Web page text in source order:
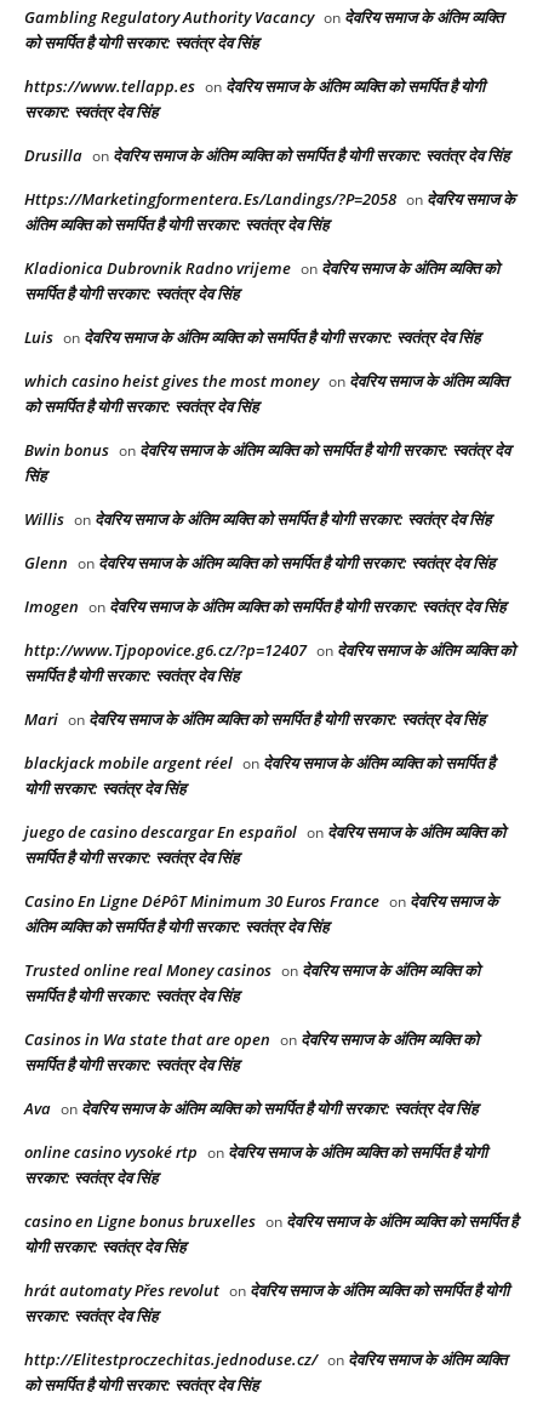
Gambling Regulatory Authority Vacancy on देवरिय समाज के अंतिम व्यक्ति
को समर्पित है योगी सरकार: स्वतंत्र देव सिंह
https://www.tellapp.es on देवरिय समाज के अंतिम व्यक्ति को समर्पित है योगी
सरकार: स्वतंत्र देव सिंह
Drusilla on देवरिय समाज के अंतिम व्यक्ति को समर्पित है योगी सरकार: स्वतंत्र देव सिंह
Https://Marketingformentera.Es/Landings/?P=2058 on देवरिय समाज के
अंतिम व्यक्ति को समर्पित है योगी सरकार: स्वतंत्र देव सिंह
Kladionica Dubrovnik Radno vrijeme on देवरिय समाज के अंतिम व्यक्ति को
समर्पित है योगी सरकार: स्वतंत्र देव सिंह
Luis on देवरिय समाज के अंतिम व्यक्ति को समर्पित है योगी सरकार: स्वतंत्र देव सिंह
which casino heist gives the most money on देवरिय समाज के अंतिम व्यक्ति
को समर्पित है योगी सरकार: स्वतंत्र देव सिंह
Bwin bonus on देवरिय समाज के अंतिम व्यक्ति को समर्पित है योगी सरकार: स्वतंत्र देव
सिंह
Willis on देवरिय समाज के अंतिम व्यक्ति को समर्पित है योगी सरकार: स्वतंत्र देव सिंह
Glenn on देवरिय समाज के अंतिम व्यक्ति को समर्पित है योगी सरकार: स्वतंत्र देव सिंह
Imogen on देवरिय समाज के अंतिम व्यक्ति को समर्पित है योगी सरकार: स्वतंत्र देव सिंह
http://www.Tjpopovice.g6.cz/?p=12407 on देवरिय समाज के अंतिम व्यक्ति को
समर्पित है योगी सरकार: स्वतंत्र देव सिंह
Mari on देवरिय समाज के अंतिम व्यक्ति को समर्पित है योगी सरकार: स्वतंत्र देव सिंह
blackjack mobile argent réel on देवरिय समाज के अंतिम व्यक्ति को समर्पित है
योगी सरकार: स्वतंत्र देव सिंह
juego de casino descargar En español on देवरिय समाज के अंतिम व्यक्ति को
समर्पित है योगी सरकार: स्वतंत्र देव सिंह
Casino En Ligne DéPôT Minimum 30 Euros France on देवरिय समाज के
अंतिम व्यक्ति को समर्पित है योगी सरकार: स्वतंत्र देव सिंह
Trusted online real Money casinos on देवरिय समाज के अंतिम व्यक्ति को
समर्पित है योगी सरकार: स्वतंत्र देव सिंह
Casinos in Wa state that are open on देवरिय समाज के अंतिम व्यक्ति को
समर्पित है योगी सरकार: स्वतंत्र देव सिंह
Ava on देवरिय समाज के अंतिम व्यक्ति को समर्पित है योगी सरकार: स्वतंत्र देव सिंह
online casino vysoké rtp on देवरिय समाज के अंतिम व्यक्ति को समर्पित है योगी
सरकार: स्वतंत्र देव सिंह
casino en Ligne bonus bruxelles on देवरिय समाज के अंतिम व्यक्ति को समर्पित है
योगी सरकार: स्वतंत्र देव सिंह
hrát automaty Přes revolut on देवरिय समाज के अंतिम व्यक्ति को समर्पित है योगी
सरकार: स्वतंत्र देव सिंह
http://Elitestproczechitas.jednoduse.cz/ on देवरिय समाज के अंतिम व्यक्ति
को समर्पित है योगी सरकार: स्वतंत्र देव सिंह